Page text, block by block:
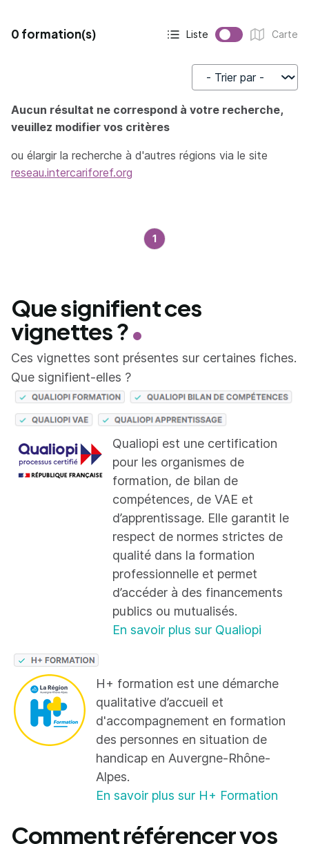
0 formation(s)
Affichage actif :
Liste
Affichage :
Carte
Trier par
Aucun résultat ne correspond à votre recherche,
veuillez modifier vos critères
ou élargir la recherche à d'autres régions via le site
reseau.intercariforef.org
1
Que signifient ces
vignettes ?
Ces vignettes sont présentes sur certaines fiches.
Que signifient-elles ?
Qualiopi est une certification
pour les organismes de
formation, de bilan de
compétences, de VAE et
d’apprentissage. Elle garantit le
respect de normes strictes de
qualité dans la formation
professionnelle et permet
d’accéder à des financements
publics ou mutualisés.
En savoir plus sur Qualiopi
H+ formation est une démarche
qualitative d’accueil et
d'accompagnement en formation
des personnes en situation de
handicap en Auvergne-Rhône-
Alpes.
En savoir plus sur H+ Formation
Comment référencer vos